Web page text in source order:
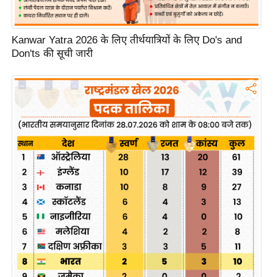
g
N
e
w
s
ला
इ
फ
स्टा
इ
ल
टे
क्नॉ
लॉ
जी
ब्यू
टी
Kanwar Yatra 2026 के लिए तीर्थयात्रियों के लिए Do's and
Don'ts की सूची जारी